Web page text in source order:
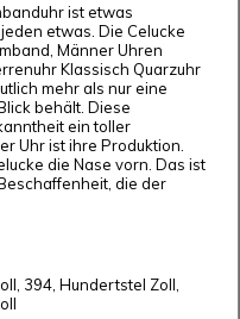
ist etwas
etwas. Die Celucke
Männer Uhren
Klassisch Quarzuhr
mehr als nur eine
behält. Diese
ein toller
Uhr ist ihre Produktion.
die Nase vorn. Das ist
die der
394, Hundertstel Zoll,